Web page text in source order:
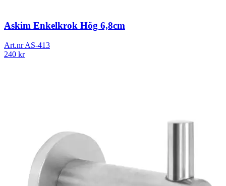
Askim Enkelkrok Hög 6,8cm
Art.nrAS-413
240 kr